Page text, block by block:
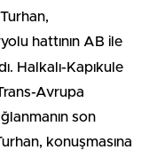
hattının AB ile
Halkalı-Kapıkule
Avrupa
son
konuşmasına